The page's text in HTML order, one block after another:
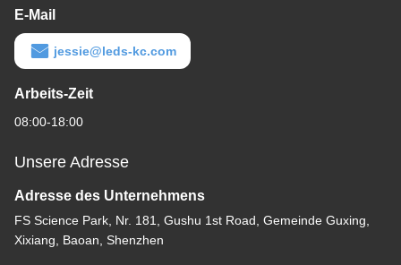
E-Mail
jessie@leds-kc.com
Arbeits-Zeit
08:00-18:00
Unsere Adresse
Adresse des Unternehmens
FS Science Park, Nr. 181, Gushu 1st Road, Gemeinde Guxing,
Xixiang, Baoan, Shenzhen